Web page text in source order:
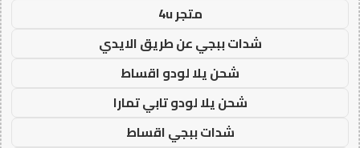
متجر 4u
شدات ببجي عن طريق الايدي
شحن يلا لودو اقساط
شحن يلا لودو تابي تمارا
شدات ببجي اقساط